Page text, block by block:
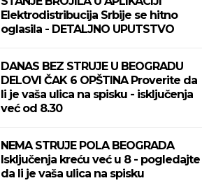
Elektrodistribucija Srbije se hitno
oglasila - DETALJNO UPUTSTVO
DANAS BEZ STRUJE U BEOGRADU
DELOVI ČAK 6 OPŠTINA Proverite da
li je vaša ulica na spisku - isključenja
već od 8.30
NEMA STRUJE POLA BEOGRADA
Isključenja kreću već u 8 - pogledajte
da li je vaša ulica na spisku